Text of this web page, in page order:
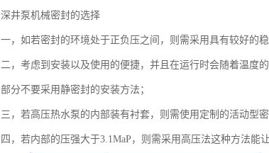
深井泵机械密封的选择
一，如若密封的环境处于正负压之间，则需采用具有较好的
二，考虑到安装以及使用的便捷，并且在运行时会随着温度
部分不要采用静密封的安装方法；
三，若高压热水泵的内部装有衬套，则需使用定制的活动型
四，若内部的压强大于3.1MaP，则需采用高压法这种方法能